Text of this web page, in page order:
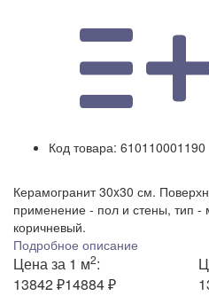
Код товара: 610110001190
Керамогранит 30x30 см.
применение - пол и стены, тип
коричневый.
Подробное описание
Цена за 1 м2:
13842 ₽14884 ₽